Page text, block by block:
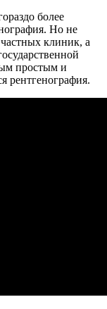
более
Но не
частных клиник, а
простым и
рентгенография.